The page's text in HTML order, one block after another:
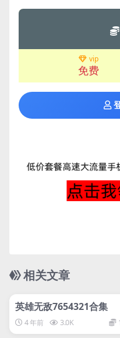
vip
免费
相关文章
网盘下载游戏
英雄无敌7654321合集
4 年前 3.0K